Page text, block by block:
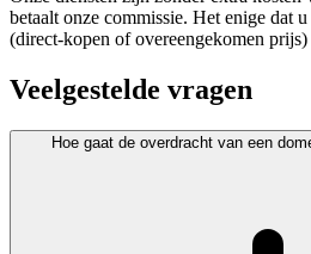
betaalt onze commissie. Het enige dat
(direct-kopen of overeengekomen
Veelgestelde vragen
Hoe gaat de overdracht van een